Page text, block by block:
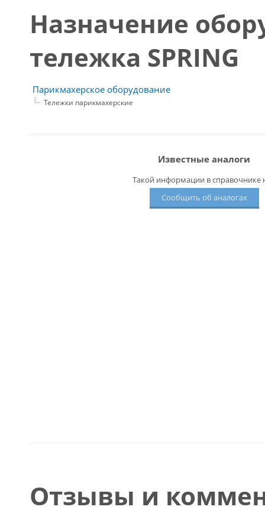
Назначение
тележка SPRING
Парикмахерское оборудование
Тележки парикмахерские
Известные аналоги
Такой информации в справочнике
Сообщить об аналогах
Отзывы и